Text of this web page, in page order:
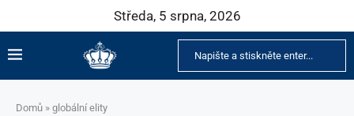
Středa, 5 srpna, 2026
Domů » globální elity